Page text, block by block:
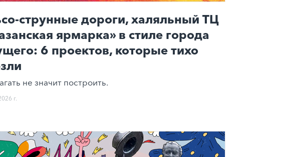
струнные дороги, халяльный ТЦ
ярмарка» в стиле города
6 проектов, которые тихо
не значит построить.
г.